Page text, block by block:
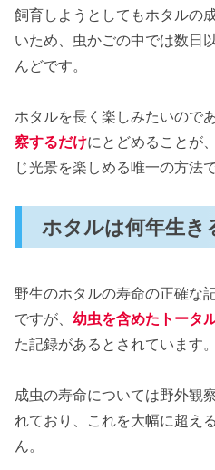
飼育しようとしてもホタルの
いため、虫かごの中では数日
んどです。
ホタルを長く楽しみたいのであ
察するだけにとどめることが
じ光景を楽しめる唯一の方法で
ホタルは何年生き
野生のホタルの寿命の正確な
ですが、 幼虫を含めたトータ
た記録があるとされています。
成虫の寿命については野外観
れており、これを大幅に超え
ん。